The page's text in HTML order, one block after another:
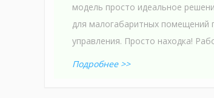
модель просто идеальное
для малогабаритных помещений
управления. Просто находка!
Подробнее >>